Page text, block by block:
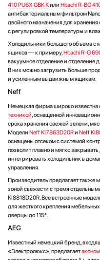
410 PU6X GBK Кили Hitachi R-BG
антибактериальным фильтром
двойного назначения для
с регулировкой температуры и
Холодильники большого объема
ящиков — к примеру,Hitachi R-G
вакуумное отделение и отделение
В них можно загрузить больше
и усиленным выдвижным ящикам.
Neff
Немецкая фирма широко известна
техникой, оснащенной
срока хранения свежей зелени,
Модели Neff KI7863D20Rи Neff
оснащены отсеком с системой
позволит плавно и мягко
интегрировать холодильник в
управления.
Производитель предлагает также
зоной свежести с тремя
KI8818D20R. Все встроенные
для жесткого крепления
дверцы до 115°.
AEG
Известный немецкий бренд,
«Электролюкс», предлагает